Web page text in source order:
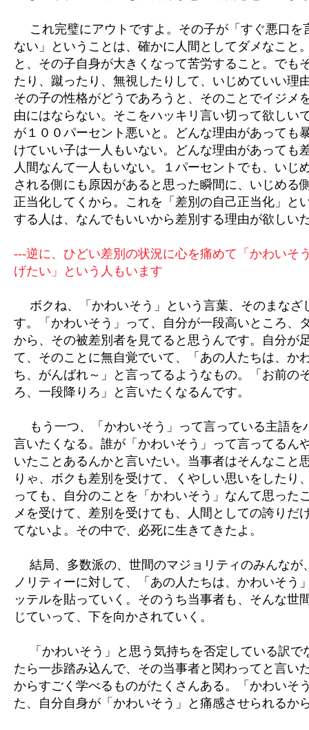
これ完璧にアウトですよ。その子が「すぐ悪口を
ない」ということは、確かに人間としてダメなこと
と、その子自身が大きくなって苦労すること。でも
たり、蹴ったり、無視したりして、いじめていい理
その子の性格がどうであろうと、そのことでイジメ
由にはならない。そこをハッキリ言い切って欲しい
が１００パーセント悪いと。どんな理由があっても
けていい子は一人もいない。どんな理由があっても
人間なんて一人もいない。１パーセントでも、いじ
される側にも原因があると思った瞬間に、いじめる
正当化してくから。これを「差別の自己正当化」と
する人は、なんでもいいから差別する理由が欲しい
---逆に、ひどい差別の状況に心を痛めて「かわいそ
げたい」という人もいます
ボクね、「かわいそう」という言葉、そのまなざ
す。「かわいそう」って、自分が一段高いところ、
から、その被差別者を見てると思うんです。自分が
て、そのことに無自覚でいて、「あの人たちは、か
ち、がんばれ～」と言ってるようなもの。「お前の
ろ、一段降りろ」と言いたくなるんです。
もう一つ、「かわいそう」って言っている主語を
言いたくなる。誰が「かわいそう」って言ってるん
いたことあるんかと言いたい。当事者はそんなこと
りゃ、ボクも差別を受けて、くやしい思いをしたり
っても、自分のことを「かわいそう」なんて思った
メを受けて、差別を受けても、人間としての誇りだ
てないよ。その中で、必死に生きてきたよ。
結局、多数派の、世間のマジョリティのみんなが
ノリティーに対して、「あの人たちは、かわいそう
ッテルを貼っていく。そのうち当事者も、そんな世
じていって、下を向かされていく。
「かわいそう」と思う気持ちを否定している訳で
たら一歩踏み込んで、その当事者と関わってと言い
からすごく学べるものがたくさんある。「かわいそ
た、自分自身が「かわいそう」と痛感させられるか